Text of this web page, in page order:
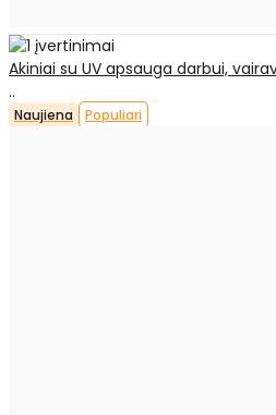
Akiniai su UV apsauga darbui,
..
Naujiena Populiari